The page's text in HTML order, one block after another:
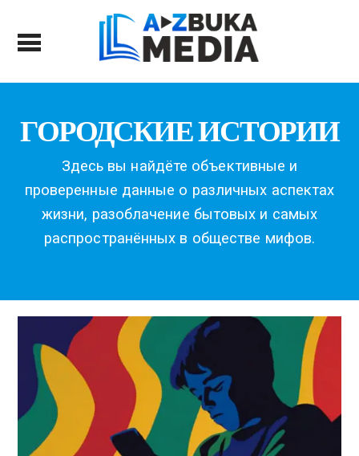
ГОРОДСКИЕ ИСТОРИИ
Здесь вы найдёте объективные и
проверенные данные о различных аспектах
жизни, разоблачение бытовых и самых
распространённых в обществе мифов.